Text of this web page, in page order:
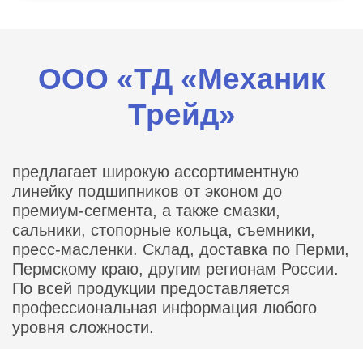
ООО «ТД «Механик
Трейд»
предлагает широкую ассортиментную
линейку подшипников от эконом до
премиум-сегмента, а также смазки,
сальники, стопорные кольца, съемники,
пресс-масленки. Склад, доставка по Перми,
Пермскому краю, другим регионам России.
По всей продукции предоставляется
профессиональная информация любого
уровня сложности.